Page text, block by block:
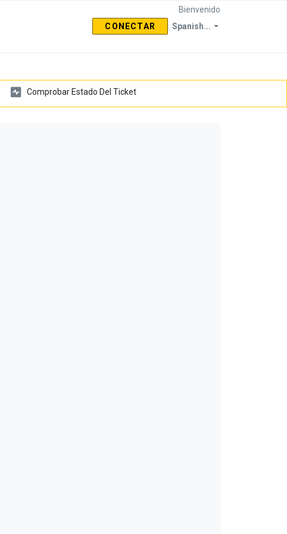
Spanish...
Bienvenido
CONECTAR
Comprobar Estado Del Ticket